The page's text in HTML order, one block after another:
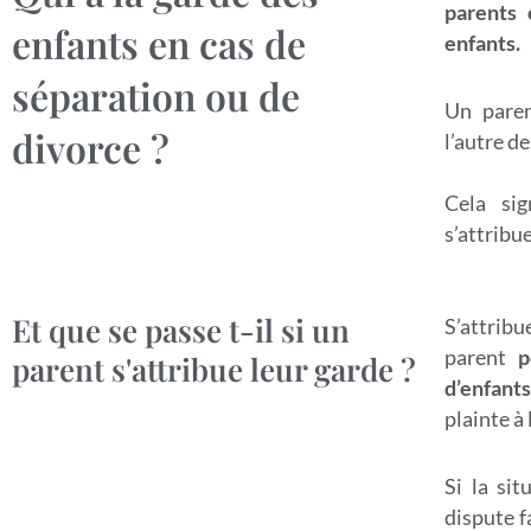
enfants en cas de
séparation ou de
divorce ?
parents
enfants.
Un
l’autre
Cela
Et que se passe t-il si un
parent s'attribue leur garde ?
parent
plainte à
Si la
dispute